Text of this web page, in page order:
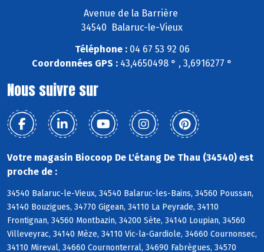
Avenue de la Barrière
34540 Balaruc-le-Vieux
Téléphone :04 67 53 92 06
Coordonnées GPS : 43,4650498 ° , 3,6916277 °
Nous suivre sur
Votre magasin Biocoop De L'étang De Thau (34540) est
proche de :
34540 Balaruc-le-Vieux, 34540 Balaruc-les-Bains, 34560 Poussan,
34140 Bouzigues, 34770 Gigean, 34110 La Peyrade, 34110
Frontignan, 34560 Montbazin, 34200 Sète, 34140 Loupian, 34560
Villeveyrac, 34140 Mèze, 34110 Vic-la-Gardiole, 34660 Cournonsec,
34110 Mireval, 34660 Cournonterral, 34690 Fabrègues, 34570